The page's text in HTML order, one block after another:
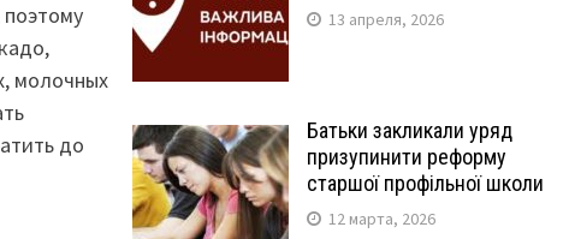
молочных
до
13 апреля, 2026
Батьки закликали уряд
призупинити реформу
старшої профільної школи
12 марта, 2026